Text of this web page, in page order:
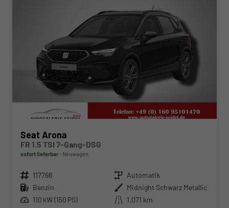
Seat Arona
FR 1.5 TSI 7-Gang-DSG
sofort lieferbar Neuwagen
Fahrzeugnr. 117768 Getriebe Automatik
Kraftstoff Benzin Außenfarbe Midnight Schwarz Metallic
Leistung 110 kW (150 PS) Kilometerstand 1.071 km